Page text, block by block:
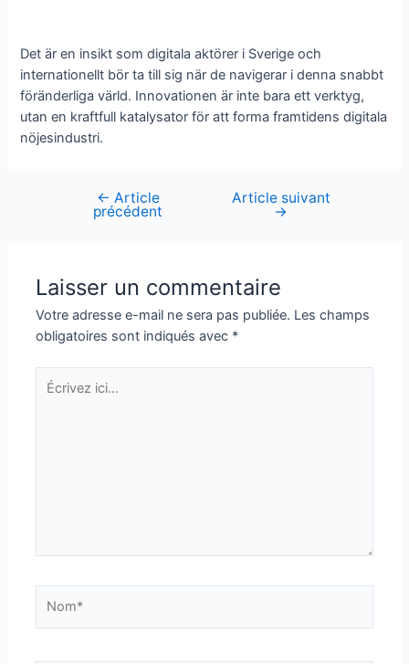
Det är en insikt som digitala aktörer i Sverige och
internationellt bör ta till sig när de navigerar i denna snabbt
föränderliga värld. Innovationen är inte bara ett verktyg,
utan en kraftfull katalysator för att forma framtidens digitala
nöjesindustri.
Navigation
← Article
précédent
Article suivant
→
Laisser un commentaire
Votre adresse e-mail ne sera pas publiée. Les champs
obligatoires sont indiqués avec *
ici…